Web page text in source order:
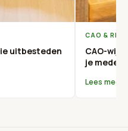
uitbesteden
CAO &
CAO-
je
Lees meer